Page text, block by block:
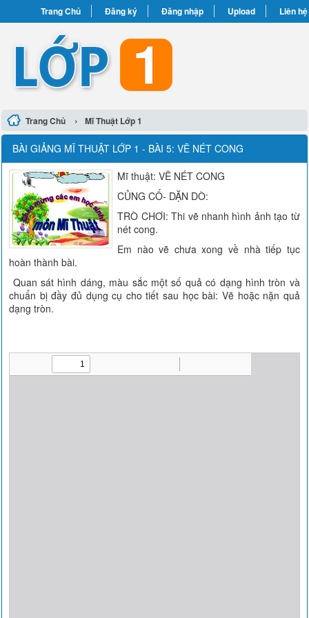
Trang Chủ Đăng ký Đăng nhập Upload Liên hệ
Trang Chủ › Mĩ Thuật Lớp 1
BÀI GIẢNG MĨ THUẬT LỚP 1 - BÀI 5: VẼ NÉT CONG
Mĩ thuật: VẼ NÉT CONG
CỦNG CỐ- DẶN DÒ:
TRÒ CHƠI: Thi vẽ nhanh hình ảnh tạo từ
nét cong.
Em nào vẽ chưa xong về nhà tiếp tục
hoàn thành bài.
Quan sát hình dáng, màu sắc một số quả có dạng hình tròn và
chuẩn bị đầy đủ dụng cụ cho tiết sau học bài: Vẽ hoặc nặn quả
dạng tròn.